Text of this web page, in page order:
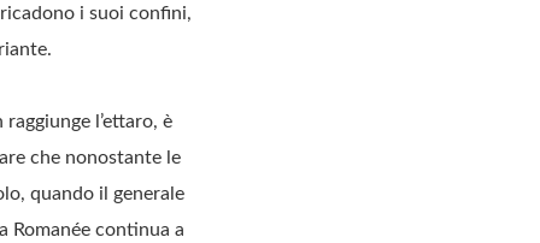
i suoi confini,
l’ettaro, è
che nonostante le
quando il generale
Romanée continua a